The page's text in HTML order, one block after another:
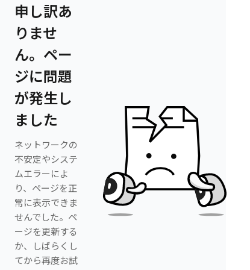
申し訳あ
りませ
ん。ペー
ジに問題
が発生し
ました
ネットワークの
不安定やシステ
ムエラーによ
り、ページを正
常に表示できま
せんでした。ペ
ージを更新する
か、しばらくし
てから再度お試